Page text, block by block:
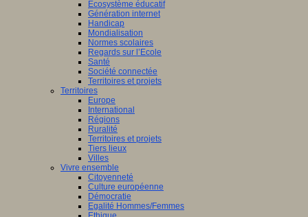
Ecosystème éducatif
Génération internet
Handicap
Mondialisation
Normes scolaires
Regards sur l’Ecole
Santé
Société connectée
Territoires et projets
Territoires
Europe
International
Régions
Ruralité
Territoires et projets
Tiers lieux
Villes
Vivre ensemble
Citoyenneté
Culture européenne
Démocratie
Egalité Hommes/Femmes